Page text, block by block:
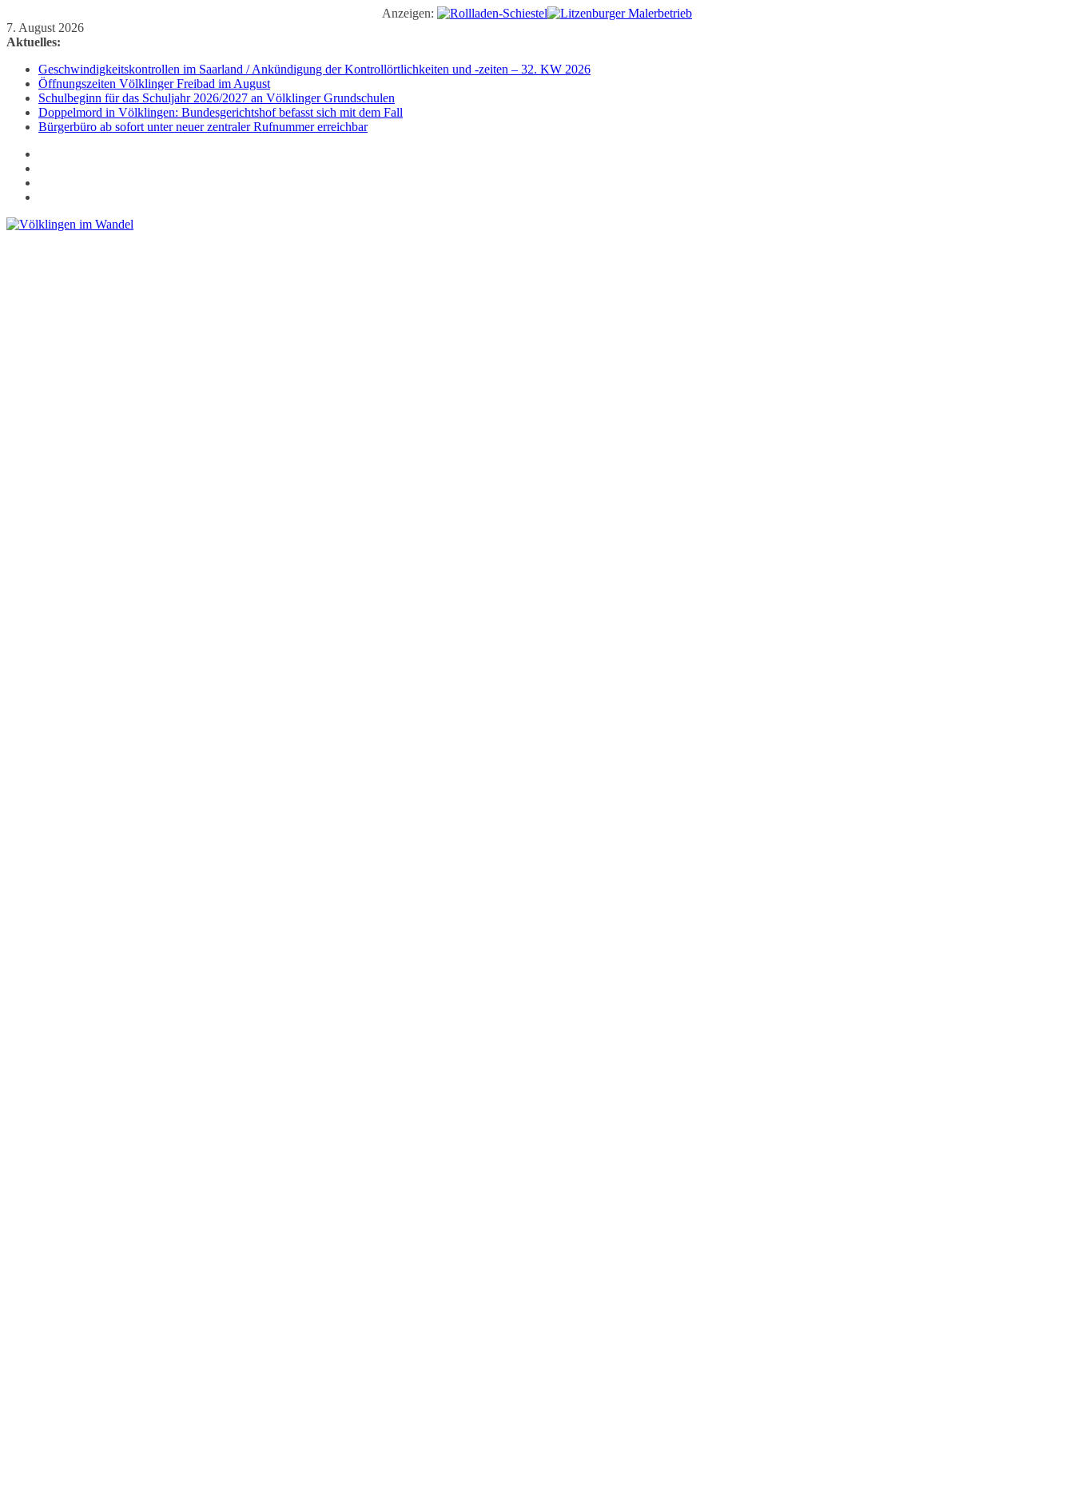
Anzeigen:
Zum
Inhalt
7. August 2026
Aktuelles:
Geschwindigkeitskontrollen im Saarland / Ankündigung der Kontrollörtlichkeiten und -zeiten – 32. KW 2026
Öffnungszeiten Völklinger Freibad im August
Schulbeginn für das Schuljahr 2026/2027 an Völklinger Grundschulen
Doppelmord in Völklingen: Bundesgerichtshof befasst sich mit dem Fall
Bürgerbüro ab sofort unter neuer zentraler Rufnummer erreichbar